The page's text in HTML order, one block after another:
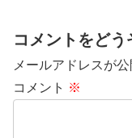
コメントをどう
メールアドレスが
コメント ※